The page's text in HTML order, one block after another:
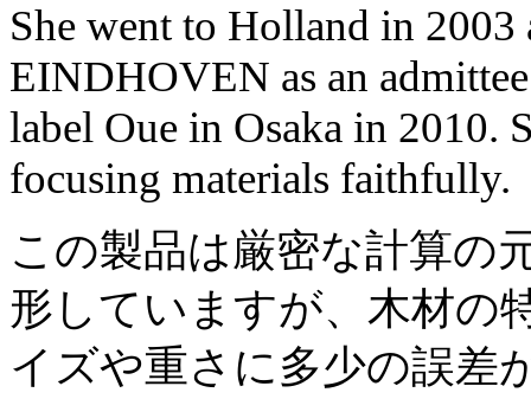
She went to Holland in
EINDHOVEN as an
label Oue in Osaka in 2010.
focusing materials faithfully.
この製品は厳密な計算の
形していますが、木材の
イズや重さに多少の誤差